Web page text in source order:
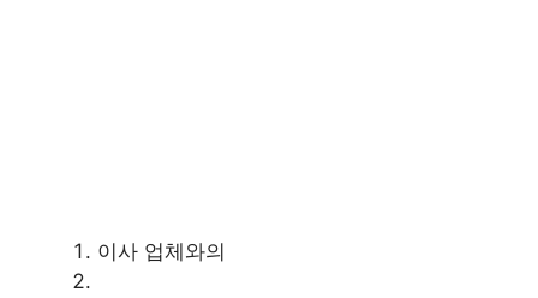
이사 업체와의